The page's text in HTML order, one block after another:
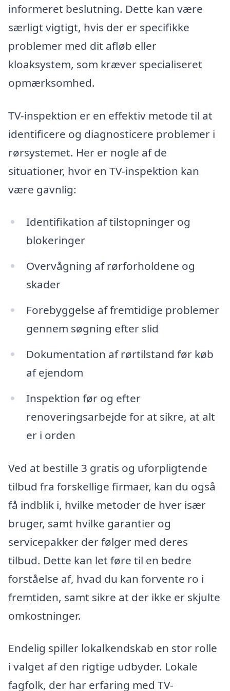
informeret beslutning. Dette kan være
særligt vigtigt, hvis der er specifikke
problemer med dit afløb eller
kloaksystem, som kræver specialiseret
opmærksomhed.
TV-inspektion er en effektiv metode til at
identificere og diagnosticere problemer i
rørsystemet. Her er nogle af de
situationer, hvor en TV-inspektion kan
være gavnlig:
Identifikation af tilstopninger og
blokeringer
Overvågning af rørforholdene og
skader
Forebyggelse af fremtidige problemer
gennem søgning efter slid
Dokumentation af rørtilstand før køb
af ejendom
Inspektion før og efter
renoveringsarbejde for at sikre, at alt
er i orden
Ved at bestille 3 gratis og uforpligtende
tilbud fra forskellige firmaer, kan du også
få indblik i, hvilke metoder de hver især
bruger, samt hvilke garantier og
servicepakker der følger med deres
tilbud. Dette kan let føre til en bedre
forståelse af, hvad du kan forvente ro i
fremtiden, samt sikre at der ikke er skjulte
omkostninger.
Endelig spiller lokalkendskab en stor rolle
i valget af den rigtige udbyder. Lokale
fagfolk, der har erfaring med TV-